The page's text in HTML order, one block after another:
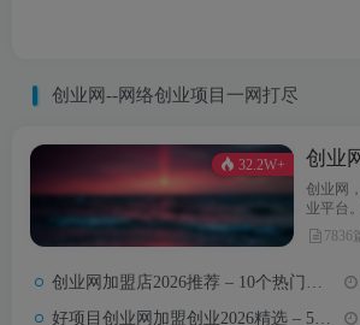
创业网--网络创业项目一网打尽
32.2W+ 创业
创业网
业平台
创业项
讯和实
富的创
7836
创业网加盟店2026推荐 – 10个热门项目月收益3-8万元真实对比
好项目创业网加盟创业2026精选 – 5万内热门项目月入3万攻略